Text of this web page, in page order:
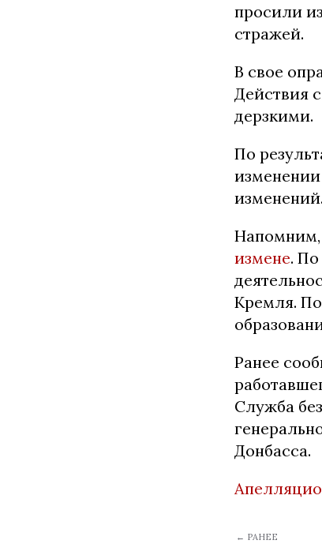
просили
стражей.
В свое
Действия
дерзкими.
По
Напомним,
измене.
Кремля.
Ранее
Служба
Донбасса.
← РАНЕЕ